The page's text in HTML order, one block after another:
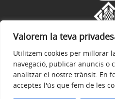
Valorem la teva
Utilitzem cookies per millorar
navegació, publicar anuncis o
analitzar el nostre trànsit. En
acceptes l'ús que fem de les
Avís legal Política de